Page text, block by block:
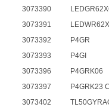
3073390
3073391
3073392
P4GR
3073393
P4GI
3073396
P4GRK06
3073397
P4GRK23
3073402